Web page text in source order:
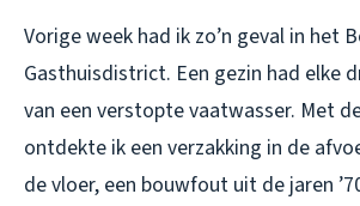
Vorige week had ik zo’n geval in het
Gasthuisdistrict. Een gezin had elke
van een verstopte vaatwasser. Met
ontdekte ik een verzakking in de
de vloer, een bouwfout uit de jaren